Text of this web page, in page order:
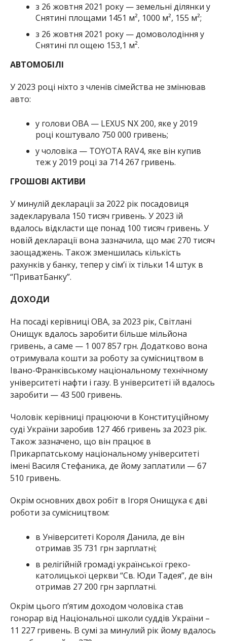
з 26 жовтня 2021 року — земельні ділянки у
Снятині площами 1451 м², 1000 м², 155 м²;
з 26 жовтня 2021 року — домоволодіння у
Снятині пл ощею 153,1 м².
АВТОМОБІЛІ
У 2023 році ніхто з членів сімейства не змінював
авто:
у голови ОВА — LEXUS NX 200, яке у 2019
році коштувало 750 000 гривень;
у чоловіка — TOYOTA RAV4, яке він купив
теж у 2019 році за 714 267 гривень.
ГРОШОВІ АКТИВИ
У минулій декларації за 2022 рік посадовиця
задекларувала 150 тисяч гривень. У 2023 їй
вдалось відкласти ще понад 100 тисяч гривень. У
новій декларації вона зазначила, що має 270 тисяч
заощаджень. Також зменшилась кількість
рахунків у банку, тепер у сім’ї їх тільки 14 штук в
“ПриватБанку”.
ДОХОДИ
На посаді керівниці ОВА, за 2023 рік, Світлані
Онищук вдалось заробити більше мільйона
гривень, а саме — 1 007 857 грн. Додатково вона
отримувала кошти за роботу за сумісництвом в
Івано-Франківському національному технічному
університеті нафти і газу. В університеті їй вдалось
заробити — 43 500 гривень.
Чоловік керівниці працюючи в Конституційному
суді України заробив 127 466 гривень за 2023 рік.
Також зазначено, що він працює в
Прикарпатському національному університеті
імені Василя Стефаника, де йому заплатили — 67
510 гривень.
Окрім основних двох робіт в Ігоря Онищука є дві
роботи за сумісництвом:
в Університеті Короля Данила, де він
отримав 35 731 грн зарплатні;
в релігійній громаді української греко-
католицької церкви “Св. Юди Тадея”, де він
отримав 27 200 грн зарплатні.
Окрім цього п’ятим доходом чоловіка став
гонорар від Національної школи суддів України –
11 227 гривень. В сумі за минулий рік йому вдалось